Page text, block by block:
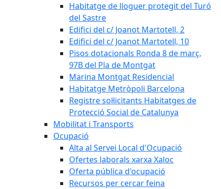
Habitatge de lloguer protegit del Turó
del Sastre
Edifici del c/ Joanot Martotell, 2
Edifici del c/ Joanot Martotell, 10
Pisos dotacionals Ronda 8 de març,
97B del Pla de Montgat
Marina Montgat Residencial
Habitatge Metròpoli Barcelona
Registre sol·licitants Habitatges de
Protecció Social de Catalunya
Mobilitat i Transports
Ocupació
Alta al Servei Local d'Ocupació
Ofertes laborals xarxa Xaloc
Oferta pública d'ocupació
Recursos per cercar feina